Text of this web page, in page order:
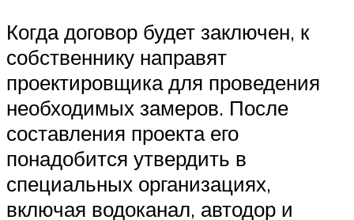
Когда договор будет заключен, к
собственнику направят
проектировщика для проведения
необходимых замеров. После
составления проекта его
понадобится утвердить в
специальных организациях,
включая водоканал, автодор и